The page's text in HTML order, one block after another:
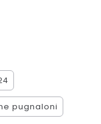
pugnaloni